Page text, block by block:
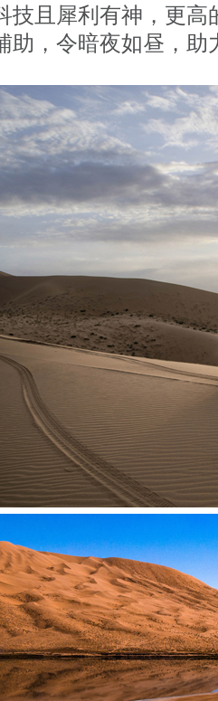
技且犀利有神，更
助，令暗夜如昼，